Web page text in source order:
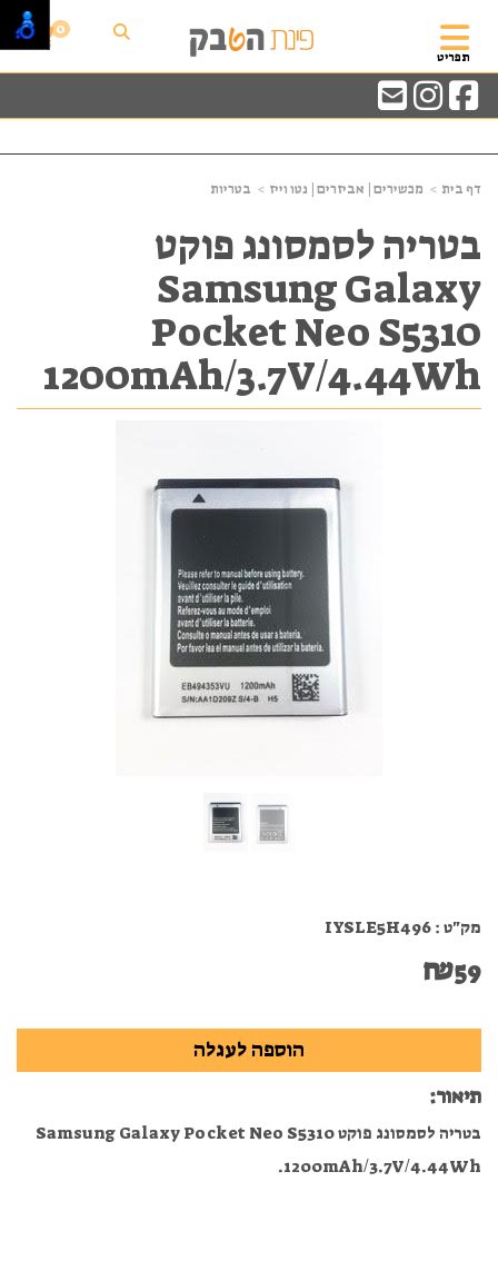
תפריט
0
דף בית מכשירים | אביזרים | נטו וייז בטריות
בטריה לסמסונג פוקט
Samsung Galaxy
Pocket Neo S5310
1200mAh/3.7V/4.44Wh
מק"ט : IYSLE5H496
₪59
תיאור:
בטריה לסמסונג פוקט Samsung Galaxy Pocket Neo S5310
1200mAh/3.7V/4.44Wh.